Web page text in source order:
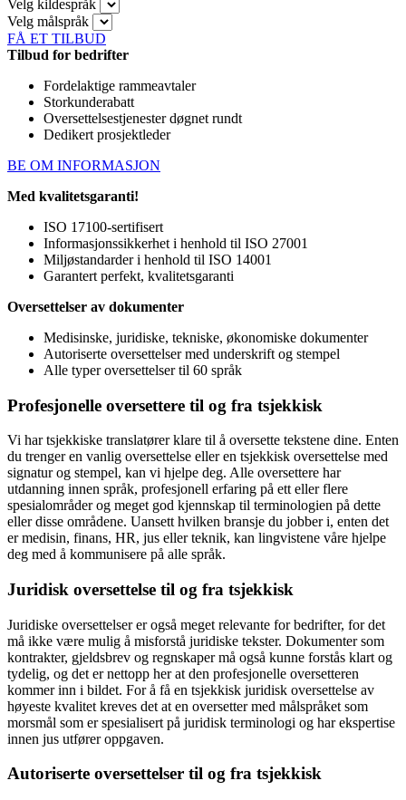
Velg kildespråk
Velg målspråk
FÅ ET TILBUD
Tilbud for bedrifter
Fordelaktige rammeavtaler
Storkunderabatt
Oversettelsestjenester døgnet rundt
Dedikert prosjektleder
BE OM INFORMASJON
Med kvalitetsgaranti!
ISO 17100-sertifisert
Informasjonssikkerhet i henhold til ISO 27001
Miljøstandarder i henhold til ISO 14001
Garantert perfekt, kvalitetsgaranti
Oversettelser av dokumenter
Medisinske, juridiske, tekniske, økonomiske dokumenter
Autoriserte oversettelser med underskrift og stempel
Alle typer oversettelser til 60 språk
Profesjonelle oversettere til og fra tsjekkisk
Vi har tsjekkiske translatører klare til å oversette tekstene dine. Enten
du trenger en vanlig oversettelse eller en tsjekkisk oversettelse med
signatur og stempel, kan vi hjelpe deg. Alle oversettere har
utdanning innen språk, profesjonell erfaring på ett eller flere
spesialområder og meget god kjennskap til terminologien på dette
eller disse områdene. Uansett hvilken bransje du jobber i, enten det
er medisin, finans, HR, jus eller teknik, kan lingvistene våre hjelpe
deg med å kommunisere på alle språk.
Juridisk oversettelse til og fra tsjekkisk
Juridiske oversettelser er også meget relevante for bedrifter, for det
må ikke være mulig å misforstå juridiske tekster. Dokumenter som
kontrakter, gjeldsbrev og regnskaper må også kunne forstås klart og
tydelig, og det er nettopp her at den profesjonelle oversetteren
kommer inn i bildet. For å få en tsjekkisk juridisk oversettelse av
høyeste kvalitet kreves det at en oversetter med målspråket som
morsmål som er spesialisert på juridisk terminologi og har ekspertise
innen jus utfører oppgaven.
Autoriserte oversettelser til og fra tsjekkisk